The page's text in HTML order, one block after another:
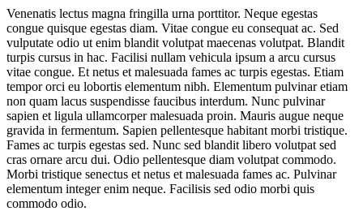
Venenatis lectus magna fringilla urna porttitor. Neque egestas
congue quisque egestas diam. Vitae congue eu consequat ac. Sed
vulputate odio ut enim blandit volutpat maecenas volutpat. Blandit
turpis cursus in hac. Facilisi nullam vehicula ipsum a arcu cursus
vitae congue. Et netus et malesuada fames ac turpis egestas. Etiam
tempor orci eu lobortis elementum nibh. Elementum pulvinar etiam
non quam lacus suspendisse faucibus interdum. Nunc pulvinar
sapien et ligula ullamcorper malesuada proin. Mauris augue neque
gravida in fermentum. Sapien pellentesque habitant morbi tristique.
Fames ac turpis egestas sed. Nunc sed blandit libero volutpat sed
cras ornare arcu dui. Odio pellentesque diam volutpat commodo.
Morbi tristique senectus et netus et malesuada fames ac. Pulvinar
elementum integer enim neque. Facilisis sed odio morbi quis
commodo odio.